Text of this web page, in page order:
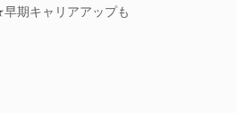
期キャリアアップも